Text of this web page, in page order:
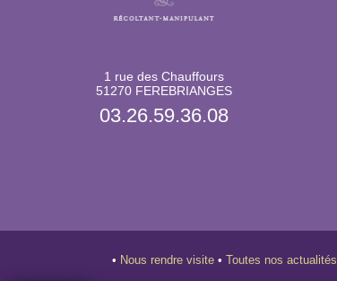
1 rue des Chauffours
51270 FEREBRIANGES
03.26.59.36.08
• Nous rendre visite • Toutes nos actualités